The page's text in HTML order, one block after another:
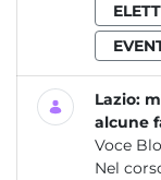
Lazio:
alcune
Voce
Nel